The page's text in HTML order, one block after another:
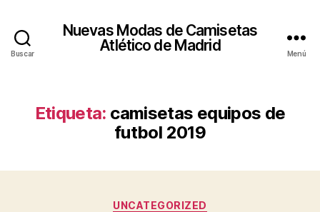
Buscar
Nuevas Modas de Camisetas
Atlético de Madrid
Menú
Etiqueta: camisetas equipos de
futbol 2019
Categorías
UNCATEGORIZED